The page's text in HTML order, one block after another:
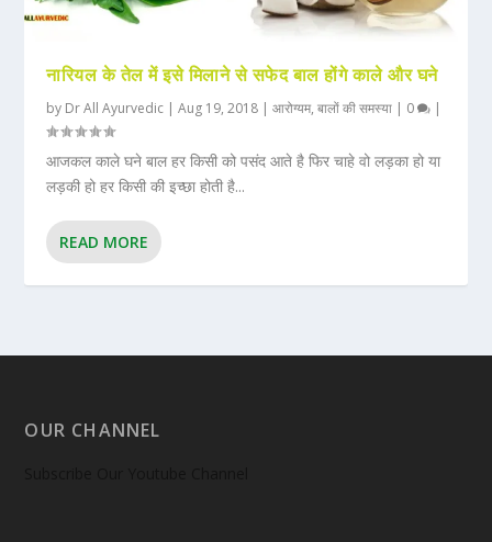
नारियल के तेल में इसे मिलाने से सफेद बाल होंगे काले और घने
by Dr All Ayurvedic |Aug 19, 2018 |आरोग्यम,बालों की समस्या | 0 |
आजकल काले घने बाल हर किसी को पसंद आते है फिर चाहे वो लड़का हो या
लड़की हो हर किसी की इच्छा होती है...
READ MORE
OUR CHANNEL